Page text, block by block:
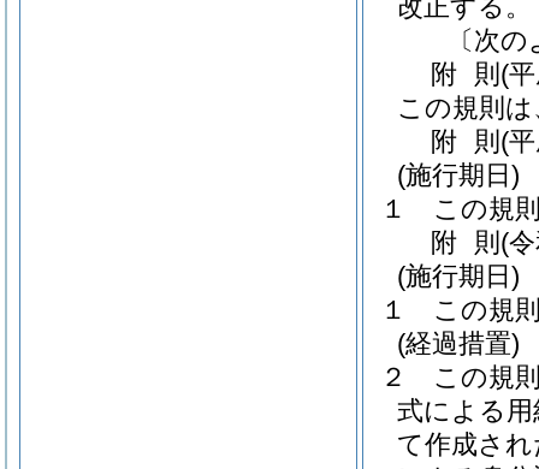
改正する。
〔次
附 則 (
この規則
附 則 (
(施行期日)
１
この規
附 則 (
(施行期日)
１
この規
(経過措置)
２
この規
式による用
て作成さ